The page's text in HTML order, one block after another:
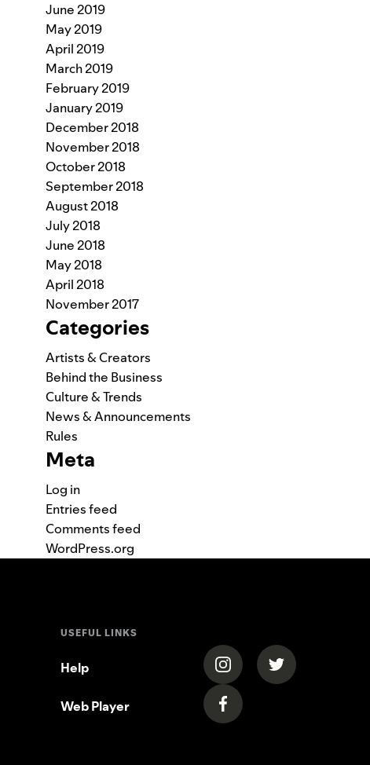
June 2019
May 2019
April 2019
March 2019
February 2019
January 2019
December 2018
November 2018
October 2018
September 2018
August 2018
July 2018
June 2018
May 2018
April 2018
November 2017
Categories
Artists & Creators
Behind the Business
Culture & Trends
News & Announcements
Rules
Meta
Log in
Entries feed
Comments feed
WordPress.org
USEFUL LINKS
Help
Web Player
(opens in a new tab)
(opens in a
(opens in a new tab)